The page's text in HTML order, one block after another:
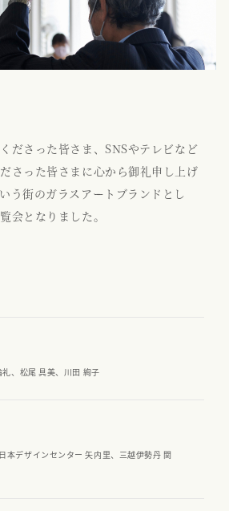
ださった皆さま、SNSやテレビなど
さった皆さまに心から御礼申し上げ
う街のガラスアートブランドとし
会となりました。
、松尾 具美、川田 絢子
本デザインセンター 矢内里、三越伊勢丹 関